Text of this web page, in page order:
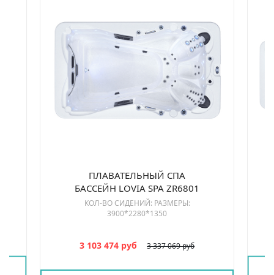
ПЛАВАТЕЛЬНЫЙ СПА
БАССЕЙН LOVIA SPA ZR6801
КОЛ-ВО СИДЕНИЙ: РАЗМЕРЫ:
3900*2280*1350
3 337 069 руб
3 103 474 руб